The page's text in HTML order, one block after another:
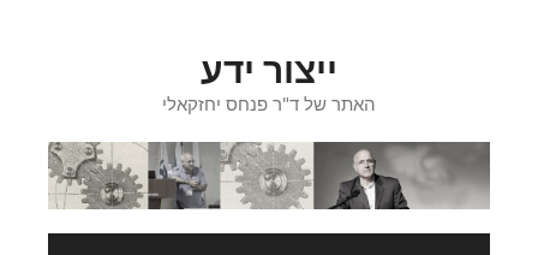
ייצור ידע
האתר של ד"ר פנחס יחזקאלי